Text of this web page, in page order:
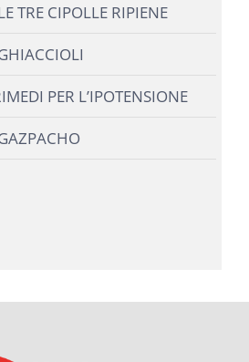
TRE CIPOLLE RIPIENE
PER L’IPOTENSIONE